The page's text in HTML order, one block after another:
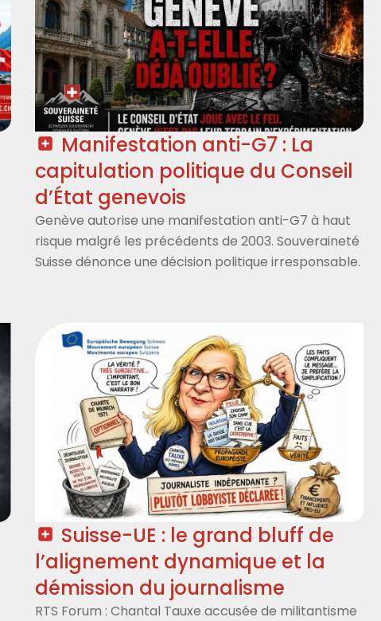
Manifestation anti-G7 : La
capitulation politique du Conseil
d’État genevois
Genève autorise une manifestation anti-G7 à haut
risque malgré les précédents de 2003. Souveraineté
Suisse dénonce une décision politique irresponsable.
Suisse-UE : le grand bluff de
l’alignement dynamique et la
démission du journalisme
RTS Forum : Chantal Tauxe accusée de militantisme